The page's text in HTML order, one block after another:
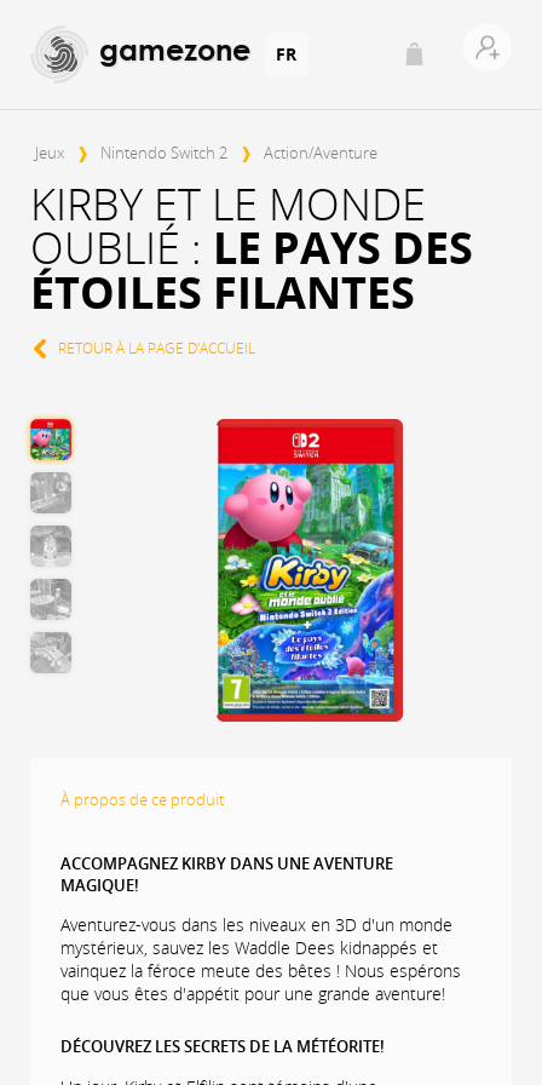
gamezone FR
Jeux ❱ Nintendo Switch 2 ❱ Action/Aventure
KIRBY ET LE MONDE
OUBLIÉ : LE PAYS DES
ÉTOILES FILANTES
RETOUR À LA PAGE D'ACCUEIL
À propos de ce produit
ACCOMPAGNEZ KIRBY DANS UNE AVENTURE
MAGIQUE!
Aventurez-vous dans les niveaux en 3D d'un monde
mystérieux, sauvez les Waddle Dees kidnappés et
vainquez la féroce meute des bêtes ! Nous espérons
que vous êtes d'appétit pour une grande aventure!
DÉCOUVREZ LES SECRETS DE LA MÉTÉORITE!